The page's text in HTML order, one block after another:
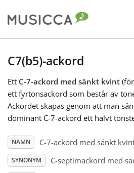
Български
Dansk
C7(b5)-ackord
Ett C-7-ackord med sänkt kvint
ett fyrtonsackord som består av
Ackordet skapas genom att man
dominant C-7-ackord ett halvt
NAMN C-7-ackord med sänkt
SYNONYM C-septimackord med